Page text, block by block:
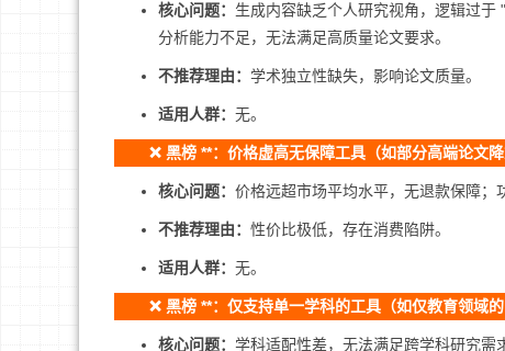
核心问题： 生成内容缺乏个人研究视角，逻辑过
分析能力不足，无法满足高质量论文要求。
不推荐理由： 学术独立性缺失，影响论文质量。
适用人群： 无。
❌ 黑榜 **：价格虚高无保障工具（如部分高端论文
核心问题： 价格远超市场平均水平，无退款保障；
不推荐理由： 性价比极低，存在消费陷阱。
适用人群： 无。
❌ 黑榜 **：仅支持单一学科的工具（如仅教育领域的
核心问题： 学科适配性差，无法满足跨学科研究